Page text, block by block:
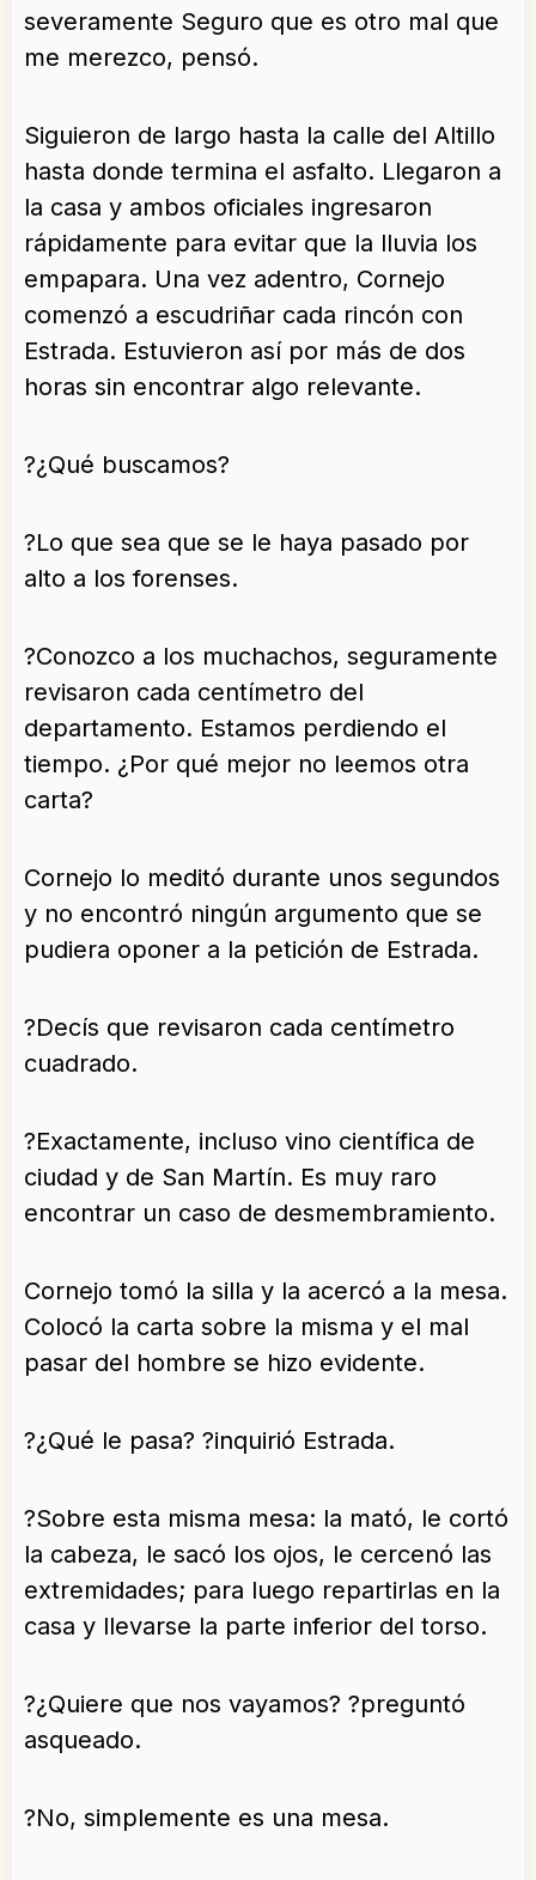
severamente Seguro que es otro mal que
me merezco, pensó.
Siguieron de largo hasta la calle del Altillo
hasta donde termina el asfalto. Llegaron a
la casa y ambos oficiales ingresaron
rápidamente para evitar que la lluvia los
empapara. Una vez adentro, Cornejo
comenzó a escudriñar cada rincón con
Estrada. Estuvieron así por más de dos
horas sin encontrar algo relevante.
?¿Qué buscamos?
?Lo que sea que se le haya pasado por
alto a los forenses.
?Conozco a los muchachos, seguramente
revisaron cada centímetro del
departamento. Estamos perdiendo el
tiempo. ¿Por qué mejor no leemos otra
carta?
Cornejo lo meditó durante unos segundos
y no encontró ningún argumento que se
pudiera oponer a la petición de Estrada.
?Decís que revisaron cada centímetro
cuadrado.
?Exactamente, incluso vino científica de
ciudad y de San Martín. Es muy raro
encontrar un caso de desmembramiento.
Cornejo tomó la silla y la acercó a la mesa.
Colocó la carta sobre la misma y el mal
pasar del hombre se hizo evidente.
?¿Qué le pasa? ?inquirió Estrada.
?Sobre esta misma mesa: la mató, le cortó
la cabeza, le sacó los ojos, le cercenó las
extremidades; para luego repartirlas en la
casa y llevarse la parte inferior del torso.
?¿Quiere que nos vayamos? ?preguntó
asqueado.
?No, simplemente es una mesa.